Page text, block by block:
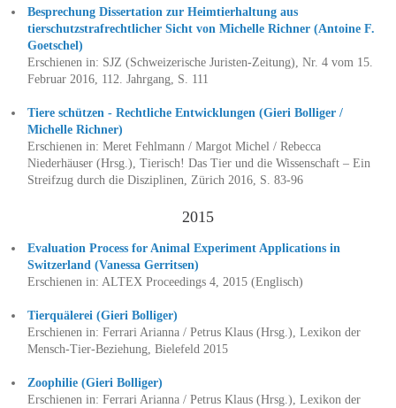
Besprechung Dissertation zur Heimtierhaltung aus
tierschutzstrafrechtlicher Sicht von Michelle Richner (Antoine F.
Goetschel)
Erschienen in: SJZ (Schweizerische Juristen-Zeitung), Nr. 4 vom 15.
Februar 2016, 112. Jahrgang, S. 111
Tiere schützen - Rechtliche Entwicklungen (Gieri Bolliger /
Michelle Richner)
Erschienen in: Meret Fehlmann / Margot Michel / Rebecca
Niederhäuser (Hrsg.), Tierisch! Das Tier und die Wissenschaft – Ein
Streifzug durch die Disziplinen, Zürich 2016, S. 83-96
2015
Evaluation Process for Animal Experiment Applications in
Switzerland (Vanessa Gerritsen)
Erschienen in: ALTEX Proceedings 4, 2015 (Englisch)
Tierquälerei (Gieri Bolliger)
Erschienen in: Ferrari Arianna / Petrus Klaus (Hrsg.), Lexikon der
Mensch-Tier-Beziehung, Bielefeld 2015
Zoophilie (Gieri Bolliger)
Erschienen in: Ferrari Arianna / Petrus Klaus (Hrsg.), Lexikon der